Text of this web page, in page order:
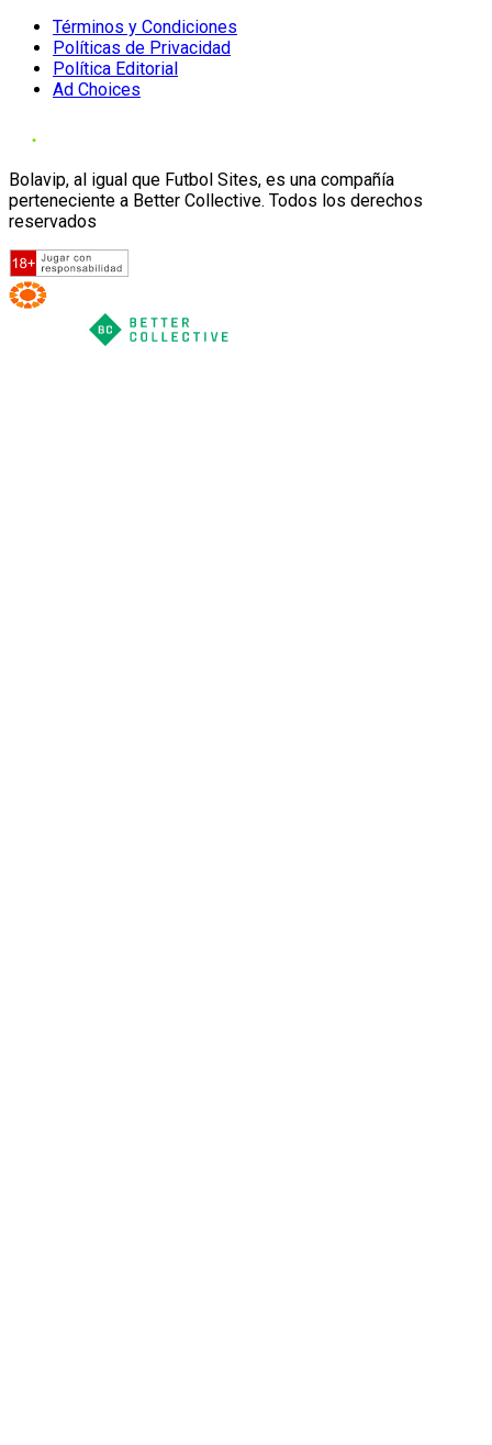
Términos y Condiciones
Políticas de Privacidad
Política Editorial
Ad Choices
Bolavip, al igual que Futbol Sites, es una compañía
perteneciente a Better Collective. Todos los derechos
reservados